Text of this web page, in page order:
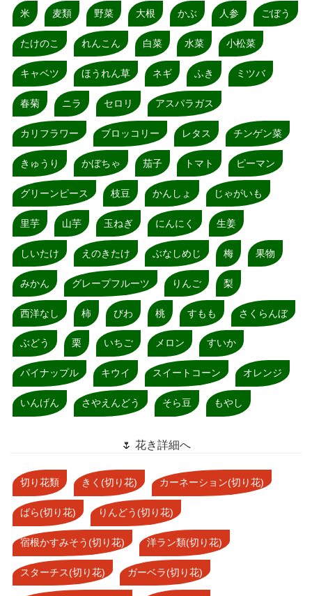
米 麦類 野菜 大根 かぶ 人参 ごぼう
たけのこ れんこん 白菜 水菜 小松菜
キャベツ ほうれん草 ネギ ふき ミツバ
春菊 ニラ セロリ アスパラガス
カリフラワー ブロッコリー レタス チンゲン菜
きゅうり かぼちゃ 茄子 トマト ピーマン
グリーンピース 枝豆 かんしょ じゃがいも
里芋 山芋 玉ねぎ にんにく 生姜
しいたけ えのきたけ ぶなしめじ 梅 果物
みかん グレープフルーツ りんご 梨
西洋なし 柿 びわ 桃 すもも さくらんぼ
ぶどう 栗 いちご メロン すいか
パイナップル キウイ スイートコーン オレンジ
いんげん さやえんどう そら豆 もやし
🌷 花き詳細へ
切り花類 きく(切り花) カーネーション(切り花)
ばら(切り花) りんどう(切り花)
宿根かすみそう(切り花) 洋ラン類(切り花)
スターチス(切り花) ガーベラ(切り花)